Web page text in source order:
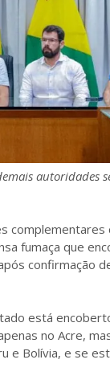
autoridades
fumaça que
confirmação
está
no Acre,
e Bolívia, e se